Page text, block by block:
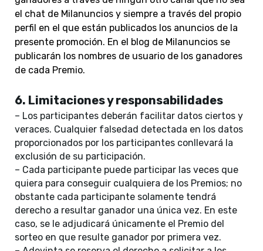
el chat de Milanuncios y siempre a través del propio
perfil en el que están publicados los anuncios de la
presente promoción. En el blog de Milanuncios se
publicarán los nombres de usuario de los ganadores
de cada Premio.
6. Limitaciones y responsabilidades
– Los participantes deberán facilitar datos ciertos y
veraces. Cualquier falsedad detectada en los datos
proporcionados por los participantes conllevará la
exclusión de su participación.
– Cada participante puede participar las veces que
quiera para conseguir cualquiera de los Premios; no
obstante cada participante solamente tendrá
derecho a resultar ganador una única vez. En este
caso, se le adjudicará únicamente el Premio del
sorteo en que resulte ganador por primera vez.